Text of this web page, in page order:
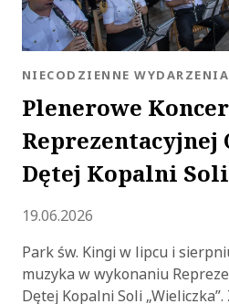
Plenerowe
Dętej Kopalni
KATEGORIA:
NIECODZIENNE WYDARZENIA
Dodano
19.06.2026
Park św. Kingi w lipcu i
muzyka w wykonaniu
Dętej Kopalni Soli